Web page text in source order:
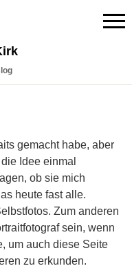
gemacht habe, aber
Idee einmal
ob sie mich
heute fast alle.
Zum anderen
sein, wenn
um auch diese Seite
zu erkunden.